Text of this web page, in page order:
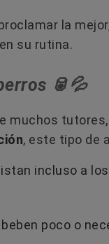
marcas
de...
la
en su rutina.
🥫💦
muchos
, este tipo de
incluso a
poco o